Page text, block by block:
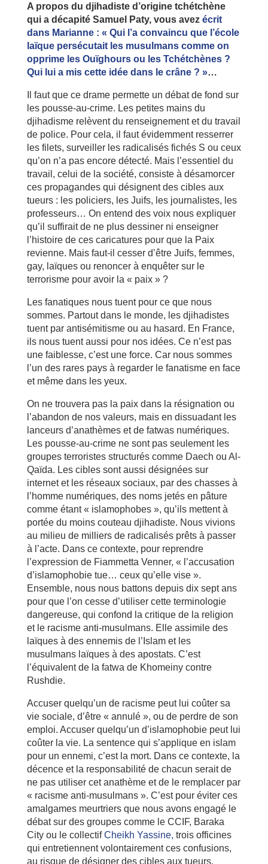
A propos du djihadiste d’origine tchétchène
qui a décapité Samuel Paty, vous avez écrit
dans Marianne : « Qui l’a convaincu que l’école
laïque persécutait les musulmans comme on
opprime les Ouïghours ou les Tchétchènes ?
Qui lui a mis cette idée dans le crâne ? »…
Il faut que ce drame permette un débat de fond sur
les pousse-au-crime. Les petites mains du
djihadisme relèvent du renseignement et du travail
de police. Pour cela, il faut évidemment resserrer
les filets, surveiller les radicalisés fichés S ou ceux
qu’on n’a pas encore détecté. Mais l’essentiel du
travail, celui de la société, consiste à désamorcer
ces propagandes qui désignent des cibles aux
tueurs : les policiers, les Juifs, les journalistes, les
professeurs… On entend des voix nous expliquer
qu’il suffirait de ne plus dessiner ni enseigner
l’histoire de ces caricatures pour que la Paix
revienne. Mais faut-il cesser d’être Juifs, femmes,
gay, laïques ou renoncer à enquêter sur le
terrorisme pour avoir la « paix » ?
Les fanatiques nous tuent pour ce que nous
sommes. Partout dans le monde, les djihadistes
tuent par antisémitisme ou au hasard. En France,
ils nous tuent aussi pour nos idées. Ce n’est pas
une faiblesse, c’est une force. Car nous sommes
l’un des rares pays à regarder le fanatisme en face
et même dans les yeux.
On ne trouvera pas la paix dans la résignation ou
l’abandon de nos valeurs, mais en dissuadant les
lanceurs d’anathèmes et de fatwas numériques.
Les pousse-au-crime ne sont pas seulement les
groupes terroristes structurés comme Daech ou Al-
Qaïda. Les cibles sont aussi désignées sur
internet et les réseaux sociaux, par des chasses à
l’homme numériques, des noms jetés en pâture
comme étant « islamophobes », qu’ils mettent à
portée du moins couteau djihadiste. Nous vivions
au milieu de milliers de radicalisés prêts à passer
à l’acte. Dans ce contexte, pour reprendre
l’expression de Fiammetta Venner, « l’accusation
d’islamophobie tue… ceux qu’elle vise ».
Ensemble, nous nous battons depuis dix sept ans
pour que l’on cesse d’utiliser cette terminologie
dangereuse, qui confond la critique de la religion
et le racisme anti-musulmans. Elle assimile des
laïques à des ennemis de l’Islam et les
musulmans laïques à des apostats. C’est
l’équivalent de la fatwa de Khomeiny contre
Rushdie.
Accuser quelqu’un de racisme peut lui coûter sa
vie sociale, d’être « annulé », ou de perdre de son
emploi. Accuser quelqu’un d’islamophobie peut lui
coûter la vie. La sentence qui s’applique en islam
pour un ennemi, c’est la mort. Dans ce contexte, la
décence et la responsabilité de chacun serait de
ne pas utiliser cet anathème et de le remplacer par
« racisme anti-musulmans ». C’est pour éviter ces
amalgames meurtriers que nous avons engagé le
débat sur des groupes comme le CCIF, Baraka
City ou le collectifCheikh Yassine, trois officines
qui entretiennent volontairement ces confusions,
au risque de désigner des cibles aux tueurs.